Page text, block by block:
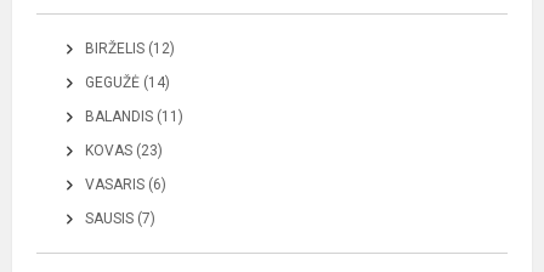
BIRŽELIS (12)
GEGUŽĖ (14)
BALANDIS (11)
KOVAS (23)
VASARIS (6)
SAUSIS (7)